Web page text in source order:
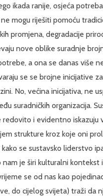
ikada ranije, osjeća
mogu riješiti pomoću
promjena, degradacije
nove oblike suradnje
a ona se danas više
se se brojne inicijative
No, većina inicijativa, ne
suradničkih organizacija.
i evidentno
strukture kroz koje oni
se sustavsko liderstvo
je širi kulturalni
se od nas kao
do cijelog svijeta) traži da